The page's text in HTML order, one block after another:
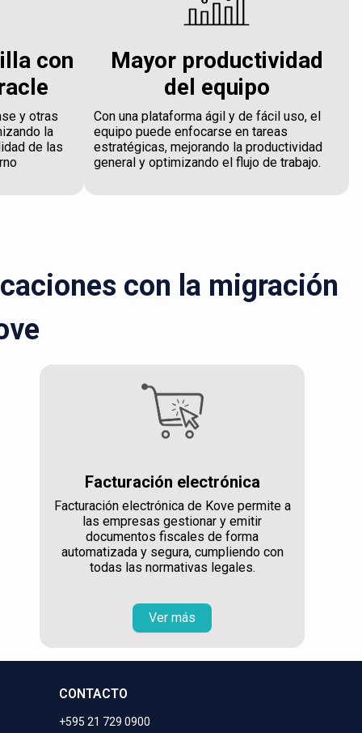
con
y otras
la
de las
Mayor productividad
del equipo
Con una plataforma ágil y de fácil uso, el
equipo puede enfocarse en tareas
estratégicas, mejorando la productividad
general y optimizando el flujo de trabajo.
con la migración
Facturación electrónica
Facturación electrónica de Kove permite a
las empresas gestionar y emitir
documentos fiscales de forma
automatizada y segura, cumpliendo con
todas las normativas legales.
Ver más
CONTACTO
+595 21 729 0900